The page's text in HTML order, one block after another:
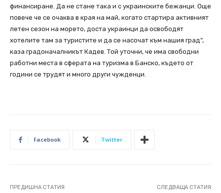
финансиране. Да не стане така и с украинските бежанци. Още
повече че се очаква в края на май, когато стартира активният
летен сезон на морето, доста украинци да освободят
хотелите там за туристите и да се насочат към нашия град”,
каза градоначалникът Кадев. Той уточни, че има свободни
работни места в сферата на туризма в Банско, където от
години се трудят и много други чужденци.
Facebook Twitter
ПРЕДИШНА СТАТИЯ СЛЕДВАЩА СТАТИЯ